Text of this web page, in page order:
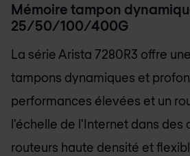
Mémoire tampon
25/50/100/400G
La série Arista 7280R3 offre
tampons dynamiques et
performances élevées et un
l'échelle de l'Internet dans des
routeurs haute densité et